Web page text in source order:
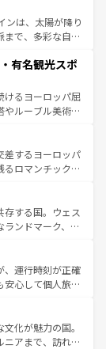
ルフィ海岸の絶
合間には、本場の
堪能することも
をしてみよう！
ンは、太陽が降り
で、多彩な自然
ンコ、熱気あふ
一部となってい
や、バルセロナの
ーマ遺跡や中世
ペインはその個
なお、新着のスペイン情報は コ
有名観光スポ
けるヨーロッパ屈
ルーブル美術館
殿、歴史的な大
が、訪れる者を心
国としても知ら
プロヴァンスの
み方が可能だ。さ
おり、どの街角に
る文化を体験で
報はコンテンツ一覧
差するヨーロッパ
るロマンチック街
ことがない。ベ
ルプスの絶景、そ
景は必見。ビール
着の
ほしい。
存する国。ウェス
ランドマーク、歴
なアフタヌーン
パブ、サッカー観
富。イギリスを旅
、運行時刻が正確
安心して個人旅行
はのユニークな
歩きも満喫する
価も高いが、旅行
化が魅力の国。
ニアまで、訪れる